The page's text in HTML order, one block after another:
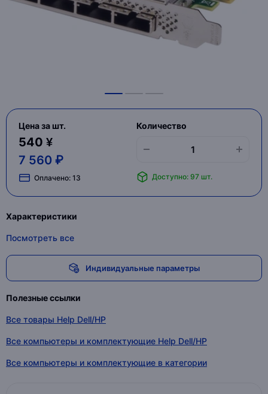
Цена за шт.
540 ¥
7 560 ₽
Оплачено: 13
Количество
Доступно: 97 шт.
Характеристики
Посмотреть все
Индивидуальные параметры
Полезные ссылки
Все товары Help Dell/HP
Все компьютеры и комплектующие Help Dell/HP
Все компьютеры и комплектующие в категории